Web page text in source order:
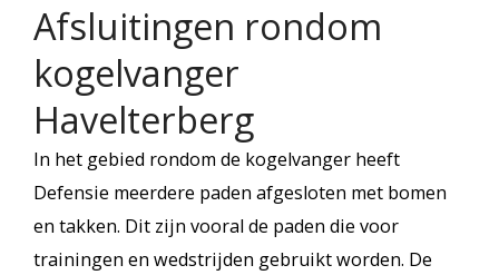
Afsluitingen rondom
kogelvanger
Havelterberg
In het gebied rondom de kogelvanger heeft
Defensie meerdere paden afgesloten met bomen
en takken. Dit zijn vooral de paden die voor
trainingen en wedstrijden gebruikt worden. De